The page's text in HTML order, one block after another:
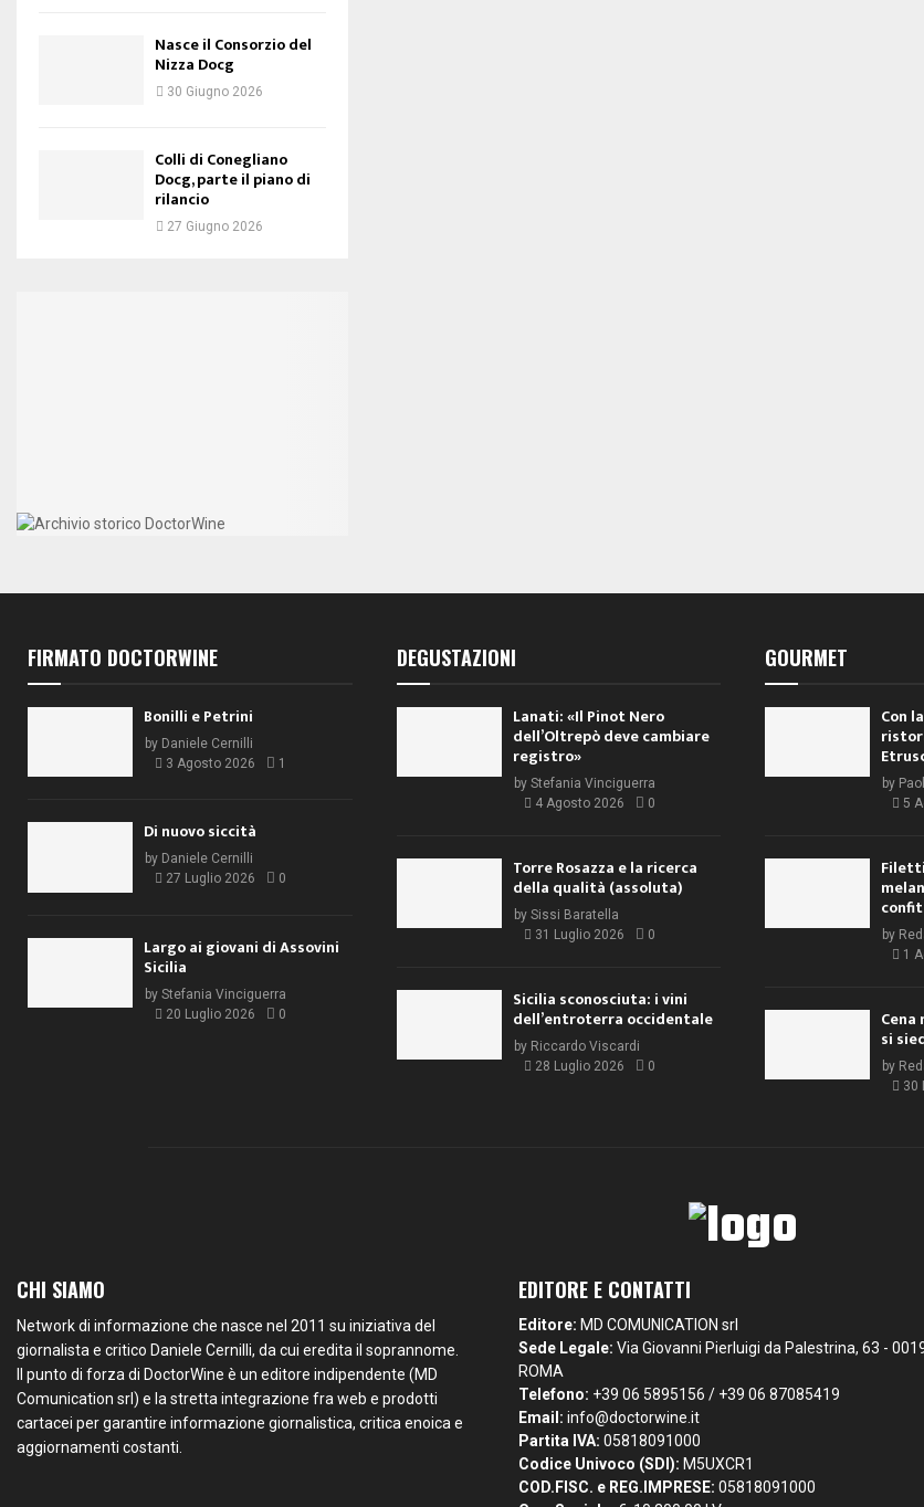
Nasce il Consorzio del
Nizza Docg
30 Giugno 2026
Colli di Conegliano
Docg, parte il piano di
rilancio
27 Giugno 2026
FIRMATO DOCTORWINE
Bonilli e Petrini
by Daniele Cernilli
3 Agosto 2026
1
Di nuovo siccità
by Daniele Cernilli
27 Luglio 2026
0
Largo ai giovani di Assovini
Sicilia
by Stefania Vinciguerra
20 Luglio 2026
0
DEGUSTAZIONI
Lanati: «Il Pinot Nero
dell’Oltrepò deve cambiare
registro»
by Stefania Vinciguerra
4 Agosto 2026
0
Torre Rosazza e la ricerca
della qualità (assoluta)
by Sissi Baratella
31 Luglio 2026
0
Sicilia sconosciuta: i vini
dell’entroterra occidentale
by Riccardo Viscardi
28 Luglio 2026
0
GOURMET
Con
by
5
by
1
Cena
si
by
30
CHI SIAMO
Network di informazione che nasce nel 2011 su iniziativa del
giornalista e critico Daniele Cernilli, da cui eredita il soprannome.
Il punto di forza di DoctorWine è un editore indipendente (MD
Comunication srl) e la stretta integrazione fra web e prodotti
cartacei per garantire informazione giornalistica, critica enoica e
aggiornamenti costanti.
EDITORE E CONTATTI
Editore: MD COMUNICATION srl
Sede Legale: Via Giovanni Pierluigi da Palestrina, 63 -
ROMA
Telefono: +39 06 5895156 / +39 06 87085419
Email: info@doctorwine.it
Partita IVA: 05818091000
Codice Univoco (SDI): M5UXCR1
COD.FISC. e REG.IMPRESE: 05818091000